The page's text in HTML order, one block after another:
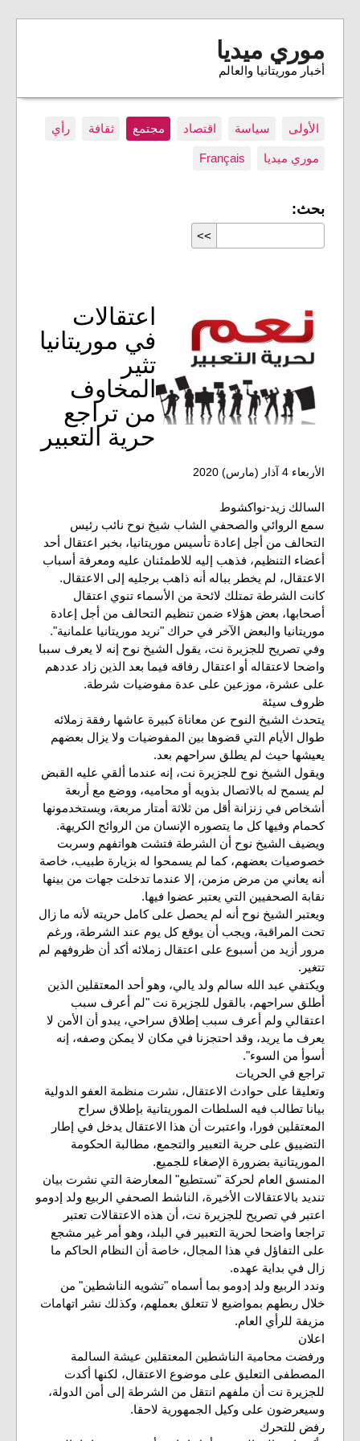
موري ميديا
أخبار موريتانيا والعالم
الأولى سياسة اقتصاد مجتمع ثقافة رأي
موري ميديا Français
بحث:
اعتقالات
في موريتانيا
تثير
المخاوف
من تراجع
حرية التعبير
الأربعاء 4 آذار (مارس) 2020
السالك زيد-نواكشوط
سمع الروائي والصحفي الشاب شيخ نوح نائب رئيس
التحالف من أجل إعادة تأسيس موريتانيا، بخبر اعتقال أحد
أعضاء التنظيم، فذهب إليه للاطمئنان عليه ومعرفة أسباب
الاعتقال، لم يخطر بباله أنه ذاهب برجليه إلى الاعتقال.
كانت الشرطة تمتلك لائحة من الأسماء تنوي اعتقال
أصحابها، بعض هؤلاء ضمن تنظيم التحالف من أجل إعادة
موريتانيا والبعض الآخر في حراك "نريد موريتانيا علمانية".
وفي تصريح للجزيرة نت، يقول الشيخ نوح إنه لا يعرف سببا
واضحا لاعتقاله أو اعتقال رفاقه فيما بعد الذين زاد عددهم
على عشرة، موزعين على عدة مفوضيات شرطة.
ظروف سيئة
يتحدث الشيخ النوح عن معاناة كبيرة عاشها رفقة زملائه
طوال الأيام التي قضوها بين المفوضيات ولا يزال بعضهم
يعيشها حيث لم يطلق سراحهم بعد.
ويقول الشيخ نوح للجزيرة نت، إنه عندما ألقي عليه القبض
لم يسمح له بالاتصال بذويه أو محاميه، ووضع مع أربعة
أشخاص في زنزانة أقل من ثلاثة أمتار مربعة، ويستخدمونها
كحمام وفيها كل ما يتصوره الإنسان من الروائح الكريهة.
ويضيف الشيخ نوح أن الشرطة فتشت هواتفهم وسربت
خصوصيات بعضهم، كما لم يسمحوا له بزيارة طبيب، خاصة
أنه يعاني من مرض مزمن، إلا عندما تدخلت جهات من بينها
نقابة الصحفيين التي يعتبر عضوا فيها.
ويعتبر الشيخ نوح أنه لم يحصل على كامل حريته لأنه ما زال
تحت المراقبة، ويجب أن يوقع كل يوم عند الشرطة، ورغم
مرور أزيد من أسبوع على اعتقال زملائه أكد أن ظروفهم لم
تتغير.
ويكتفي عبد الله سالم ولد يالي، وهو أحد المعتقلين الذين
أطلق سراحهم، بالقول للجزيرة نت "لم أعرف سبب
اعتقالي ولم أعرف سبب إطلاق سراحي، يبدو أن الأمن لا
يعرف ما يريد، وقد احتجزنا في مكان لا يمكن وصفه، إنه
أسوأ من السوء".
تراجع في الحريات
وتعليقا على حوادث الاعتقال، نشرت منظمة العفو الدولية
بيانا تطالب فيه السلطات الموريتانية بإطلاق سراح
المعتقلين فورا، واعتبرت أن هذا الاعتقال يدخل في إطار
التضييق على حرية التعبير والتجمع، مطالبة الحكومة
الموريتانية بضرورة الإصغاء للجميع.
المنسق العام لحركة "نستطيع" المعارضة التي نشرت بيان
تنديد بالاعتقالات الأخيرة، الناشط الصحفي الربيع ولد إدومو
اعتبر في تصريح للجزيرة نت، أن هذه الاعتقالات تعتبر
تراجعا واضحا لحرية التعبير في البلد، وهو أمر غير مشجع
على التفاؤل في هذا المجال، خاصة أن النظام الحاكم ما
زال في بداية عهده.
وندد الربيع ولد إدومو بما أسماه "تشويه الناشطين" من
خلال ربطهم بمواضيع لا تتعلق بعملهم، وكذلك نشر اتهامات
مزيفة للرأي العام.
اعلان
ورفضت محامية الناشطين المعتقلين عيشة السالمة
المصطفى التعليق على موضوع الاعتقال، لكنها أكدت
للجزيرة نت أن ملفهم انتقل من الشرطة إلى أمن الدولة،
وسيعرضون على وكيل الجمهورية لاحقا.
رفض للتحرك